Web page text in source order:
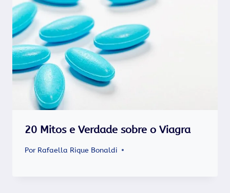
20 Mitos e Verdade sobre o Viagra
Por Rafaella Rique Bonaldi